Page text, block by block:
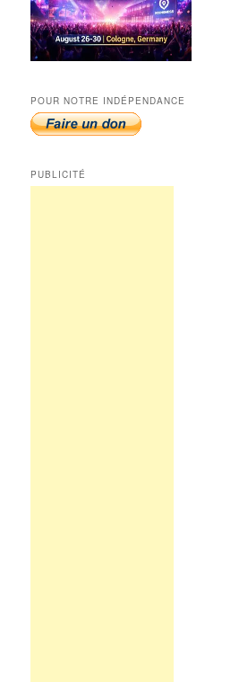
POUR NOTRE INDÉPENDANCE
PUBLICITÉ